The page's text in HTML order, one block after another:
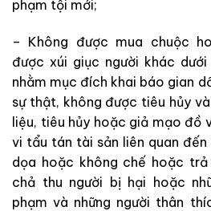
phạm tội mới;
– Không được mua chuộc
được xúi giục người khác
nhằm mục đích khai báo gian
sự thật, không được tiêu hủy
liệu, tiêu hủy hoặc giả mạo đồ
vi tẩu tán tài sản liên quan
dọa hoặc không chế hoặc trả
chả thu người bị hại hoặc
phạm và những người thân